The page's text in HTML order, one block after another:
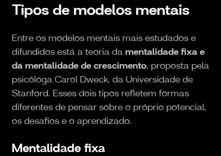
Tipos de modelos mentais
Entre os modelos mentais mais estudados e
difundidos está a teoria da mentalidade fixa e
da mentalidade de crescimento, proposta pela
psicóloga Carol Dweck, da Universidade de
Stanford. Esses dois tipos refletem formas
diferentes de pensar sobre o próprio potencial,
os desafios e o aprendizado.
Mentalidade fixa